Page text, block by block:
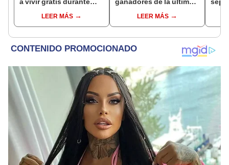
cuidar caballos, burros
y otros animales
LEER MÁS
HOY viernes 7 de agosto
LEER MÁS